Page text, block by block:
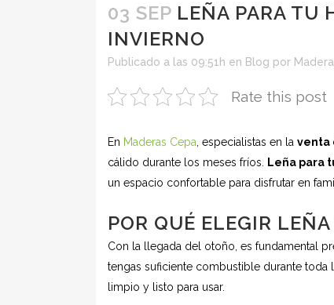
03 SEP LEÑA PARA TU
INVIERNO
Publicado a las 09:51h en Blog por
Rate this post
En Maderas Cepa , especialistas en la venta
cálido durante los meses fríos.
Leña para
un espacio confortable para disfrutar en
POR QUÉ ELEGIR
Con la llegada del otoño, es fundamental
tengas suficiente combustible durante toda
limpio y listo para usar.